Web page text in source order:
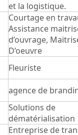
et la logistique.
Courtage en
Assistance
d’ouvrage,
D’oeuvre
Fleuriste
agence de
Solutions de
dématérialisation
Entreprise de